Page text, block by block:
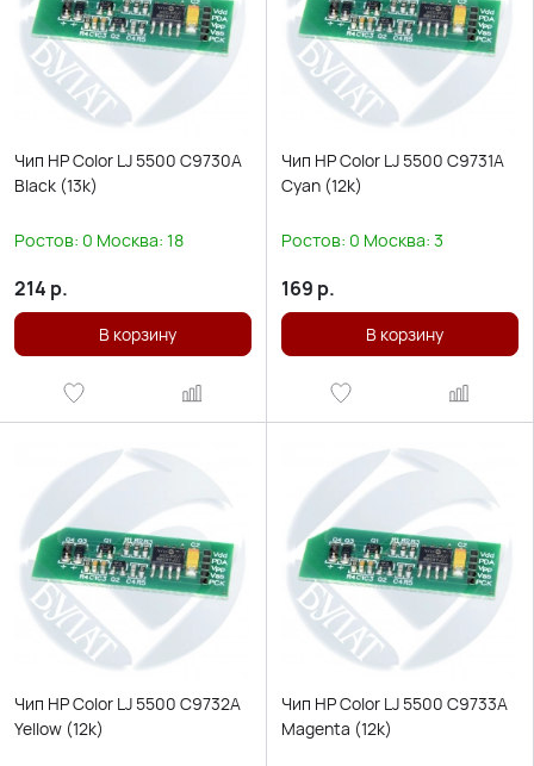
Чип HP Color LJ 5500 C9730A
Black (13k)
Ростов: 0 Москва: 18
214 р.
В корзину
Чип HP Color LJ 5500 C9731A
Cyan (12k)
Ростов: 0 Москва: 3
169 р.
В корзину
Чип HP Color LJ 5500 C9732A
Yellow (12k)
Чип HP Color LJ 5500 C9733A
Magenta (12k)